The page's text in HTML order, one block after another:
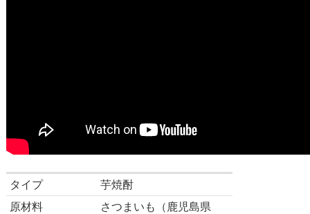
タイプ
芋焼酎
原材料
さつまいも（鹿児島県